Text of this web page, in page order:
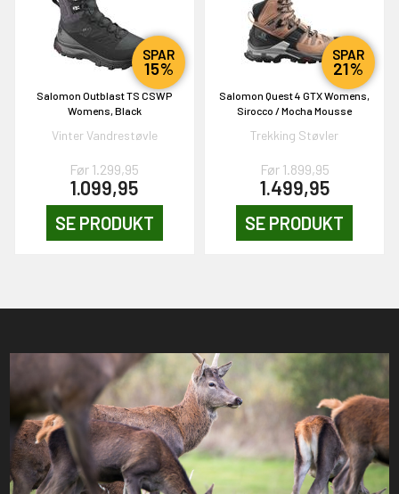
SPAR
15%
Salomon Outblast TS CSWP
Womens, Black
Vinter Vandrestøvle
Før 1.299,95
1.099,95
SE PRODUKT
SPAR
21%
Salomon Quest 4 GTX Womens,
Sirocco / Mocha Mousse
Trekking Støvler
Før 1.899,95
1.499,95
SE PRODUKT